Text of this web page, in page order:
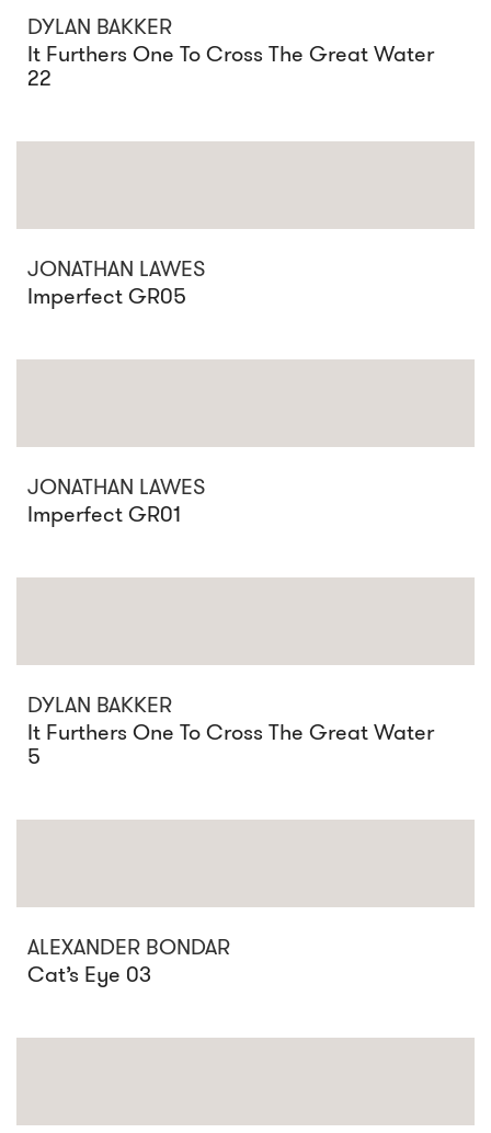
DYLAN BAKKER
It Furthers One To Cross The Great Water
22
JONATHAN LAWES
Imperfect GR05
JONATHAN LAWES
Imperfect GR01
DYLAN BAKKER
It Furthers One To Cross The Great Water
5
ALEXANDER BONDAR
Cat’s Eye 03